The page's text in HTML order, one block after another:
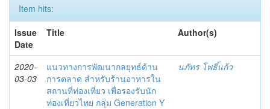
Item hits:
Issue
Date
Title Author(s)
2020-
03-03
แนวทางการพัฒนากลยุทธ์ด้าน
การตลาด สำหรับร้านอาหารใน
สถานที่ท่องเที่ยว เพื่อรองรับนัก
ท่องเที่ยวไทย กลุ่ม Generation Y
นภัทร โพธิ์แก้ว